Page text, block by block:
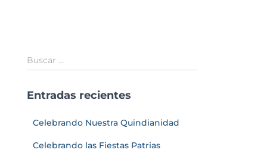
Buscar …
Entradas recientes
Celebrando Nuestra Quindianidad
Celebrando las Fiestas Patrias